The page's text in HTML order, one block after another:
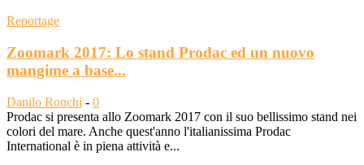
Reportage
Zoomark 2017: Lo stand Prodac ed un nuovo
mangime a base...
Danilo Ronchi - 0
Prodac si presenta allo Zoomark 2017 con il suo bellissimo stand nei
colori del mare. Anche quest'anno l'italianissima Prodac
International è in piena attività e...